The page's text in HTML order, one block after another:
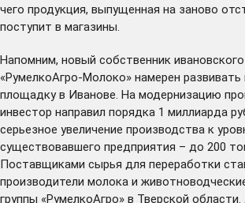
чего продукция, выпущенная на заново
поступит в магазины.
Напомним, новый собственник
«РумелкоАгро-Молоко» намерен
площадку в Иванове. На модернизацию
инвестор направил порядка 1 миллиарда
серьезное увеличение производства к
существовавшего предприятия – до 200
Поставщиками сырья для переработки
производители молока и
группы «РумелкоАгро» в Тверской